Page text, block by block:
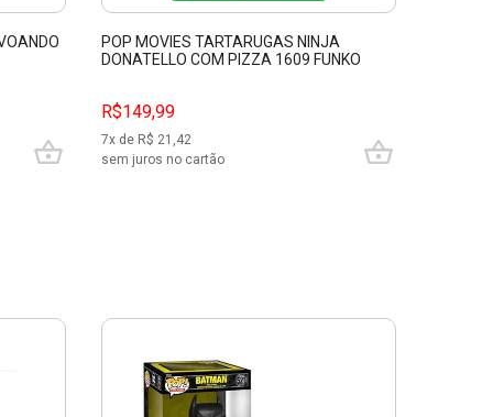
POP MOVIES TARTARUGAS NINJA
DONATELLO COM PIZZA 1609 FUNKO
R$149,99
7x de R$ 21,42
sem juros no cartão